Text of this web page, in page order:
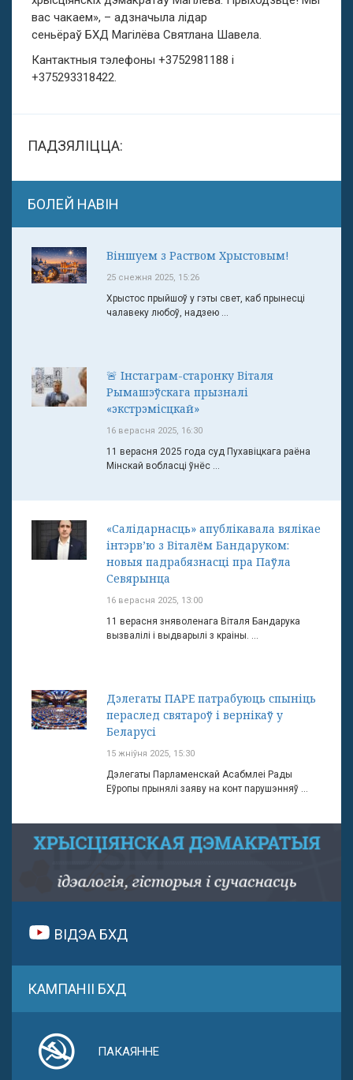
вас чакаем», – адзначыла лідар
сеньёраў БХД Магілёва Святлана Шавела.
Кантактныя тэлефоны +3752981188 і
+375293318422.
ПАДЗЯЛІЦЦА:
БОЛЕЙ НАВІН
Віншуем з Раством Хрыстовым!
25 снежня 2025, 15:26
Хрыстос прыйшоў у гэты свет, каб прынесці
чалавеку любоў, надзею ...
🚨 Інстаграм-старонку Віталя
Рымашэўскага прызналі
«экстрэмісцкай»
16 верасня 2025, 16:30
11 верасня 2025 года суд Пухавіцкага раёна
Мінскай вобласці ўнёс ...
«Салідарнасць» апублікавала вялікае
інтэрв’ю з Віталём Бандаруком:
новыя падрабязнасці пра Паўла
Севярынца
16 верасня 2025, 13:00
11 верасня зняволенага Віталя Бандарука
вызвалілі і выдварылі з краіны. ...
Дэлегаты ПАРЕ патрабуюць спыніць
пераслед святароў і вернікаў у
Беларусі
15 жніўня 2025, 15:30
Дэлегаты Парламенскай Асабмлеі Рады
Еўропы прынялі заяву на конт парушэнняў ...
ВІДЭА БХД
КАМПАНІІ БХД
ПАКАЯННЕ